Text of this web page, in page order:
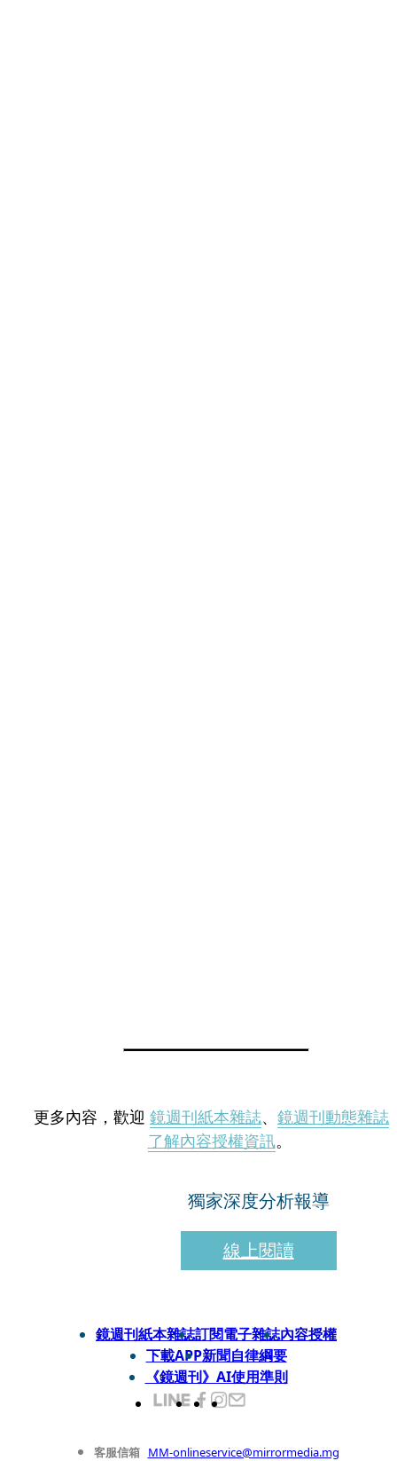
更多內容，歡迎 鏡週刊紙本雜誌、 鏡週刊動態雜誌
了解內容授權資訊。
獨家深度分析報導
線上閱讀
鏡週刊紙本雜誌訂閱電子雜誌內容授權
下載APP新聞自律綱要
《鏡週刊》AI使用準則
客服信箱 MM-onlineservice@mirrormedia.mg